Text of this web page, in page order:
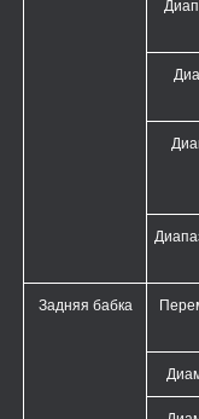
Задняя бабка